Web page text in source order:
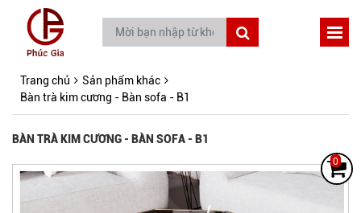
0
Trang chủ
Sản phẩm khác
Bàn trà kim cương - Bàn sofa - B1
BÀN TRÀ KIM CƯƠNG - BÀN SOFA - B1